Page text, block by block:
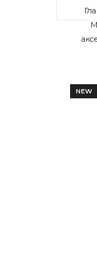
NEW